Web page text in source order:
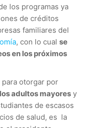
los programas ya
de créditos
familiares del
, con lo cual se
en los próximos
otorgar por
adultos mayores y
de escasos
de salud, es la